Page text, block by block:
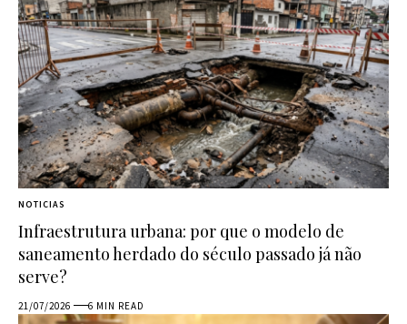
NOTICIAS
Infraestrutura urbana: por que o modelo de
saneamento herdado do século passado já não
serve?
21/07/2026 6 MIN READ